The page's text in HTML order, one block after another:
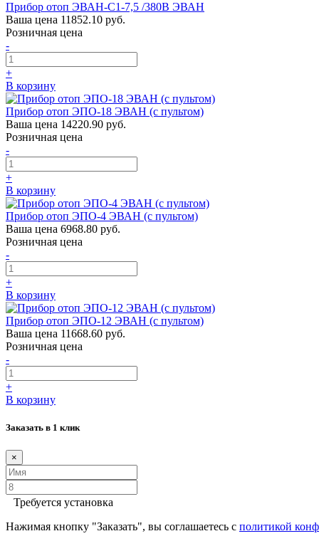
Прибор отоп ЭВАН-С1-7,5 /380В ЭВАН
Ваша цена 11852.10 руб.
Розничная цена
-
+
В корзину
Прибор отоп ЭПО-18 ЭВАН (с пультом)
Ваша цена 14220.90 руб.
Розничная цена
-
+
В корзину
Прибор отоп ЭПО-4 ЭВАН (с пультом)
Ваша цена 6968.80 руб.
Розничная цена
-
+
В корзину
Прибор отоп ЭПО-12 ЭВАН (с пультом)
Ваша цена 11668.60 руб.
Розничная цена
-
+
В корзину
Заказать в 1 клик
×
Требуется установка
Нажимая кнопку "Заказать", вы соглашаетесь с политикой